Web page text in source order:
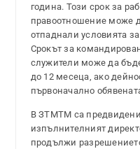
година. Този срок за
правоотношение може
отпаднали условията
Срокът за
служители може да
до 12 месеца, ако
първоначално
В ЗТМТМ са предвидени
изпълнителният
продължи